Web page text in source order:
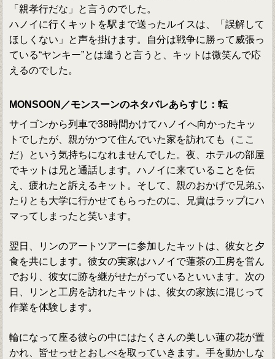
「親孝行だな」と言うのでした。
ハノイに行くキットを駅まで送ったルイスは、「誤解して
ほしくない」と声を掛けます。自分は戦争に勝って威張っ
ている“ヤンキー”とは違うと言うと、キットは微笑んで応
えるのでした。
MONSOON／モンスーンのネタバレあらすじ：転
サイゴンから列車で38時間かけてハノイへ向かったキッ
トでしたが、親がかつて住んでいた家を訪れても（ここ
だ）という気持ちになれませんでした。夜、ホテルの部屋
でキットは兄と通話します。ハノイに来ていることを伝
え、疲れたと訴えるキット。そして、親のおかげで兄弟ふ
たりとも大学に行かせてもらったのに、兄貴はラップにハ
マってしまったと笑います。
翌日、リンのアートツアーに参加したキットは、彼女と夕
食を共にします。彼女の実家はハノイで蓮茶の工房を営ん
でおり、彼女に跡を継がせたがっているといいます。次の
日、リンと工房を訪れたキットは、彼女の家族に混じって
作業を体験します。
輪になって座る彼らの中にはたくさんの美しい蓮の花が置
かれ、皆せっせとおしべを取っていきます。手を動かしな